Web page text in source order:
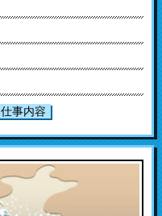
仕事内容